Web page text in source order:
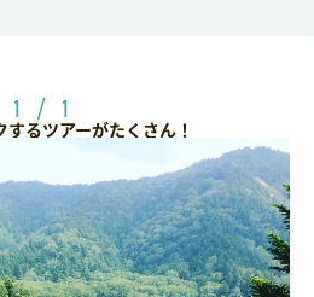
1 / 1
るツアーがたくさん！